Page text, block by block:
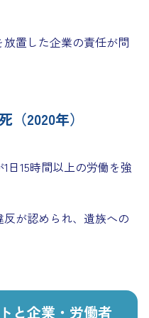
置した企業の責任が問
2020年）
日15時間以上の労働を強
が認められ、遺族への
と企業・労働者